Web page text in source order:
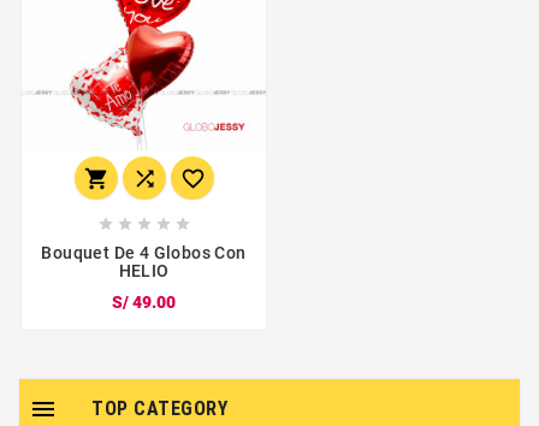
  
    
Bouquet De 4 Globos Con
HELIO
S/ 49.00
TOP CATEGORY
